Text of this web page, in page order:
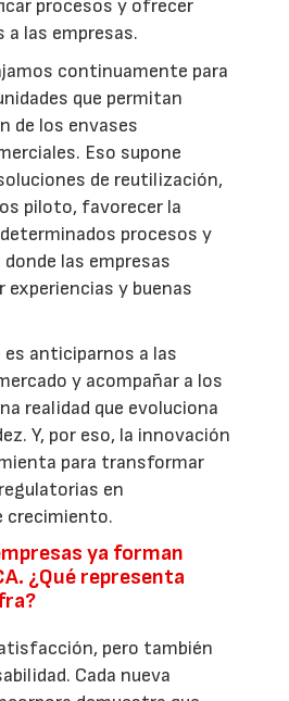
procesos y ofrecer
a las empresas.
continuamente para
que permitan
de los envases
Eso supone
de reutilización,
piloto, favorecer la
procesos y
las empresas
experiencias y buenas
anticiparnos a las
y acompañar a los
realidad que evoluciona
Y, por eso, la innovación
para transformar
en
crecimiento.
ya forman
¿Qué representa
pero también
Cada nueva